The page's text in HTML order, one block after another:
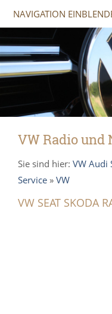
NAVIGATION
VW Radio und
Sie sind hier: VW Audi
Service » VW
VW SEAT SKODA